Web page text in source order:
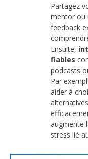
Partagez
mentor ou
feedback
Ensuite,
fiables
podcasts
Par
aider à
augmente
stress lié